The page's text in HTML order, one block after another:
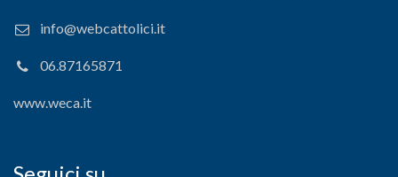
info@webcattolici.it
06.87165871
www.weca.it